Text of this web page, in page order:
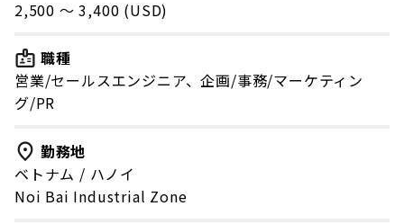
2,500 〜 3,400 (USD)
職種
営業/セールスエンジニア、企画/事務/マーケティン
グ/PR
勤務地
ベトナム / ハノイ
Noi Bai Industrial Zone